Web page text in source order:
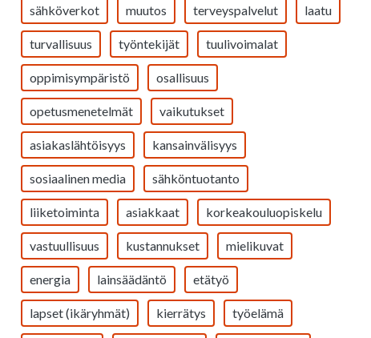
sähköverkot muutos terveyspalvelut laatu
turvallisuus työntekijät tuulivoimalat
oppimisympäristö osallisuus
opetusmenetelmät vaikutukset
asiakaslähtöisyys kansainvälisyys
sosiaalinen media sähköntuotanto
liiketoiminta asiakkaat korkeakouluopiskelu
vastuullisuus kustannukset mielikuvat
energia lainsäädäntö etätyö
lapset (ikäryhmät) kierrätys työelämä